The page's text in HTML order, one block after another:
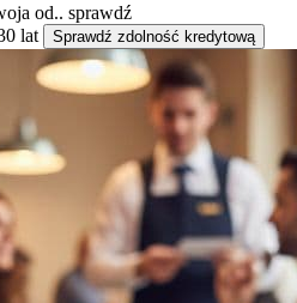
od.. sprawdź
lat Sprawdź zdolność kredytową